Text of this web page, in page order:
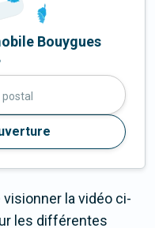
Bouygues
postal
la vidéo ci-
les différentes